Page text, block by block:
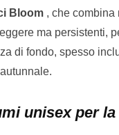
Bloom , che combina
ma persistenti,
di fondo, spesso
unisex per